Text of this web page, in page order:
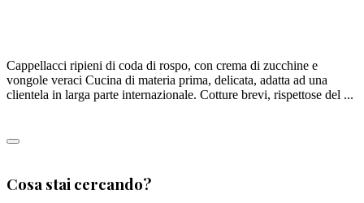
Cappellacci ripieni di coda di rospo, con crema di zucchine e
vongole veraci Cucina di materia prima, delicata, adatta ad una
clientela in larga parte internazionale. Cotture brevi, rispettose del ...
Cosa stai cercando?